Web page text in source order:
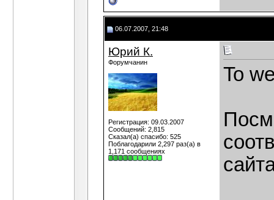
06.07.2007, 21:48
Юрий К.
Форумчанин
Регистрация: 09.03.2007
Сообщений: 2,815
Сказал(а) спасибо: 525
Поблагодарили 2,297 раз(а) в
1,171 сообщениях
To